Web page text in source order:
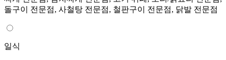
돌구이 전문점, 사철탕 전문점, 철판구이 전문점, 닭발 전문점
일식